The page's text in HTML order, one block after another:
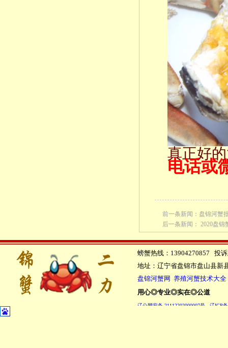
真正好
电话或
前一条新闻： 盘锦河蟹
后一条新闻： 2020盘锦
螃蟹热线：13904270857 投
地址：辽宁省盘锦市盘山县新
盘锦河蟹网 养殖河蟹技术大全
用心◎专业◎实在◎公道
辽公网安备 21112202000007号 辽ICP